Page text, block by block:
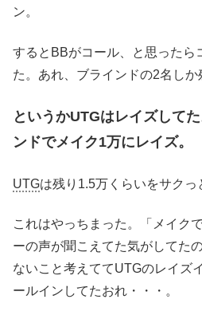
ン。
するとBBがコール、と思ったら
た。あれ、ブラインドの2名しか
というかUTGはレイズして
ンドでメイク1万にレイズ。
UTGは残り1.5万くらいをサクっ
これはやっちまった。「メイク
ーの声が聞こえてた気がしてた
ないこと考えててUTGのレイズ
ールインしてたおれ・・・。